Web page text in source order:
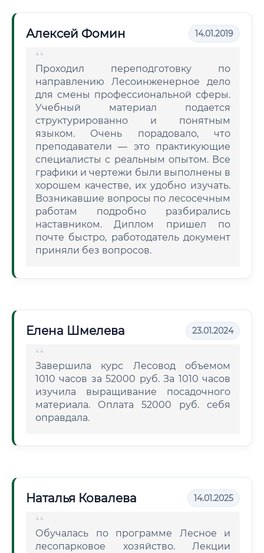
Алексей Фомин 14.01.2019
Проходил переподготовку по
направлению Лесоинженерное дело
для смены профессиональной сферы.
Учебный материал подается
структурированно и понятным
языком. Очень порадовало, что
преподаватели — это практикующие
специалисты с реальным опытом. Все
графики и чертежи были выполнены в
хорошем качестве, их удобно изучать.
Возникавшие вопросы по лесосечным
работам подробно разбирались
наставником. Диплом пришел по
почте быстро, работодатель документ
приняли без вопросов.
Елена Шмелева 23.01.2024
Завершила курс Лесовод объемом
1010 часов за 52000 руб. За 1010 часов
изучила выращивание посадочного
материала. Оплата 52000 руб. себя
оправдала.
Наталья Ковалева 14.01.2025
Обучалась по программе Лесное и
лесопарковое хозяйство. Лекции